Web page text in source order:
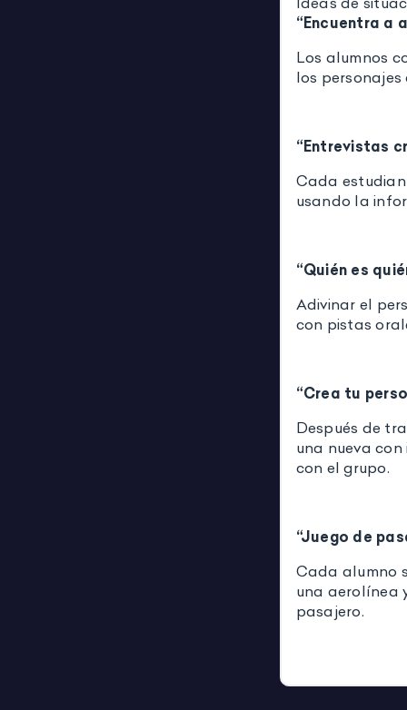
“Encuentra a
Los alumnos
los
“Entrevistas
Cada
usando la
“Quién es
Adivinar el
con pistas
“Crea tu
Después de
una nueva
con el grupo.
“Juego de
Cada alumno
una aerolínea
pasajero.